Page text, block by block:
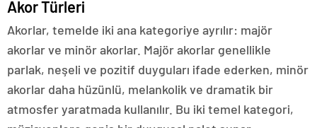
Akor Türleri
Akorlar, temelde iki ana kategoriye ayrılır: majör
akorlar ve minör akorlar. Majör akorlar genellikle
parlak, neşeli ve pozitif duyguları ifade ederken, minör
akorlar daha hüzünlü, melankolik ve dramatik bir
atmosfer yaratmada kullanılır. Bu iki temel kategori,